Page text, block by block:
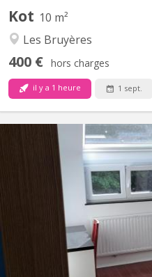
Kot 10 m²
Les Bruyères
400 € hors charges
il y a 1 heure 1 sept.
Chambre meublée &
Vous cherchez un lieu de
situé ? Venez nous
personnes au sein d'une
idéale ​Située